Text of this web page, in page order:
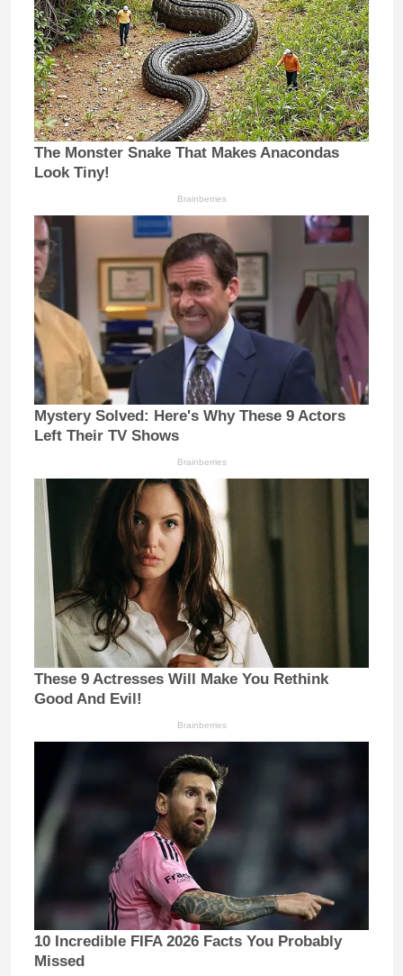
The Monster Snake That Makes Anacondas
Look Tiny!
Brainberries
Mystery Solved: Here's Why These 9 Actors
Left Their TV Shows
Brainberries
These 9 Actresses Will Make You Rethink
Good And Evil!
Brainberries
10 Incredible FIFA 2026 Facts You Probably
Missed